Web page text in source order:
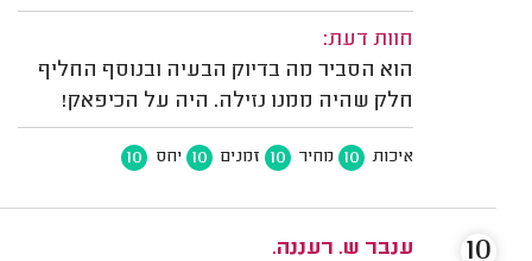
חוות דעת:
הוא הסביר מה בדיוק הבעיה ובנוסף החליף
חלק שהיה ממנו נזילה. היה על הכיפאק!
איכות 10 מחיר 10 זמנים 10 יחס 10
ענבר ש. רעננה.
10